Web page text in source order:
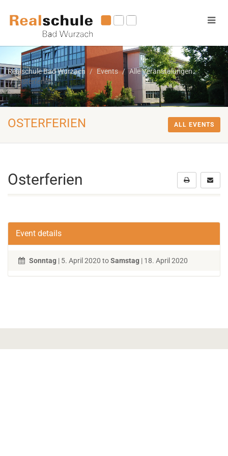
Realschule Bad Wurzach Events
Alle Veranstalungen
Osterferien
OSTERFERIEN ALL EVENTS
Osterferien
Event details
Sonntag | 5. April 2020 toSamstag | 18. April 2020